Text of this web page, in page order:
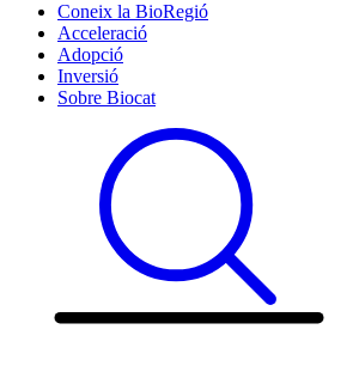
Coneix la BioRegió
Acceleració
Adopció
Inversió
Sobre Biocat